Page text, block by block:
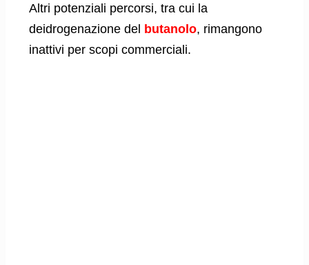
Altri potenziali percorsi, tra cui la
deidrogenazione del butanolo, rimangono
inattivi per scopi commerciali.